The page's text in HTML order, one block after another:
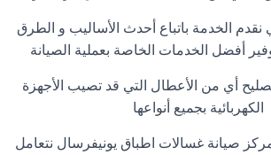
نقدم الخدمة باتباع أحدث الأساليب و الطرق
أفضل الخدمات الخاصة بعملية الصيانة
أي من الأعطال التي قد تصيب الأجهزة
الكهربائية بجميع أنواعها
صيانة غسالات اطباق يونيفرسال نتعامل